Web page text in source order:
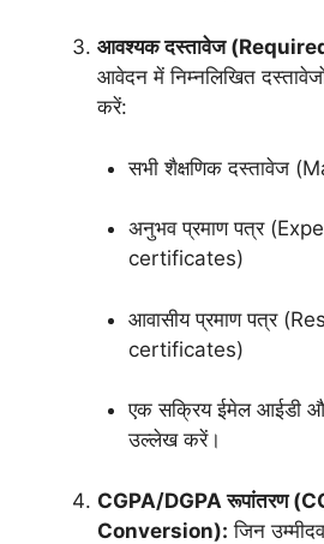
आवश्यक दस्तावेज
आवेदन में निम्नलिखित
करें:
सभी शैक्षणिक दस्तावेज
अनुभव प्रमाण पत्र
certificates)
आवासीय प्रमाण पत्र
certificates)
एक सक्रिय ईमेल आईडी
उल्लेख करें।
CGPA/DGPA रूपांतरण
Conversion): जिन